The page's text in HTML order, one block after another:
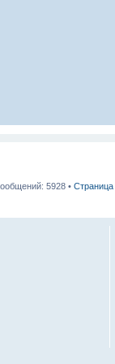
5928 • Страница